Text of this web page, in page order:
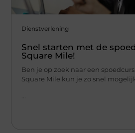
Dienstverlening
Snel starten met de
Square Mile!
Ben je op zoek naar een
Square Mile kun je zo snel